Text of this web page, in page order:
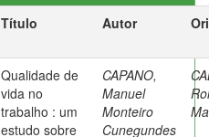
Título Autor
Qualidade de
vida no
trabalho : um
estudo sobre
CAPANO,
Manuel
Monteiro
Cunegundes